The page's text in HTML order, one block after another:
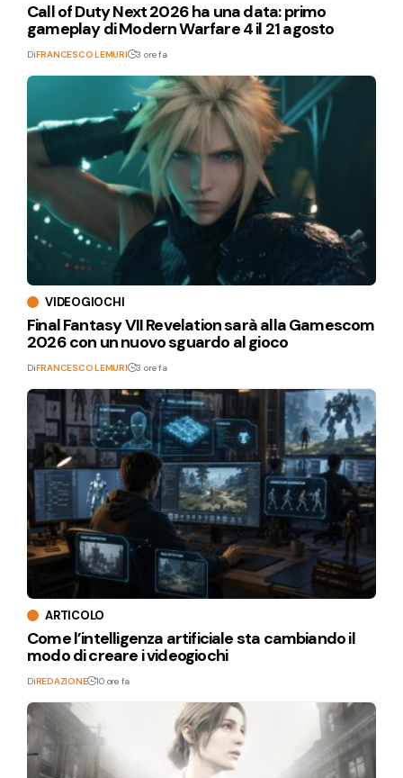
Call of Duty Next 2026 ha una data: primo
gameplay di Modern Warfare 4 il 21 agosto
DiFRANCESCO LEMURI 3 ore fa
VIDEOGIOCHI
Final Fantasy VII Revelation sarà alla Gamescom
2026 con un nuovo sguardo al gioco
DiFRANCESCO LEMURI 3 ore fa
ARTICOLO
Come l’intelligenza artificiale sta cambiando il
modo di creare i videogiochi
DiREDAZIONE 10 ore fa